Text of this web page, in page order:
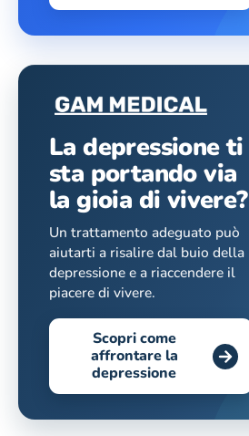
La depressione ti
sta portando via
la gioia di vivere?
Un trattamento adeguato può
aiutarti a risalire dal buio della
depressione e a riaccendere il
piacere di vivere.
Scopri come
affrontare la
depressione